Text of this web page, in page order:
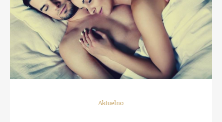
READ MORE
Aktuelno